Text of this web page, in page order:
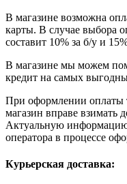
В магазине возможна
карты. В случае выбора
составит 10% за б/у и
В магазине мы можем
кредит на самых
При оформлении оплаты
магазин вправе взимать
Актуальную информацию
оператора в процессе
Курьерская доставка: